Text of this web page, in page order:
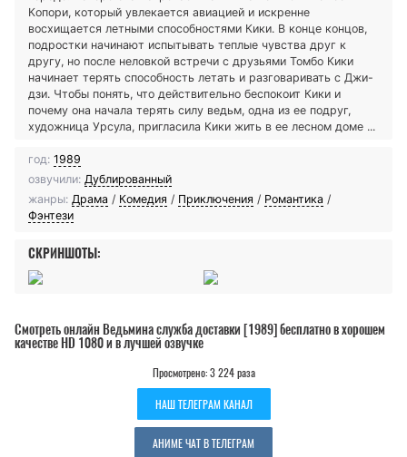
Копори, который увлекается авиацией и искренне
восхищается летными способностями Кики. В конце концов,
подростки начинают испытывать теплые чувства друг к
другу, но после неловкой встречи с друзьями Томбо Кики
начинает терять способность летать и разговаривать с Джи-
дзи. Чтобы понять, что действительно беспокоит Кики и
почему она начала терять силу ведьм, одна из ее подруг,
художница Урсула, пригласила Кики жить в ее лесном доме ...
год: 1989
озвучили: Дублированный
жанры: Драма / Комедия / Приключения / Романтика /
Фэнтези
СКРИНШОТЫ:
Смотреть онлайн Ведьмина служба доставки [1989] бесплатно в хорошем
качестве HD 1080 и в лучшей озвучке
Просмотрено: 3 224 раза
НАШ ТЕЛЕГРАМ КАНАЛ
АНИМЕ ЧАТ В ТЕЛЕГРАМ